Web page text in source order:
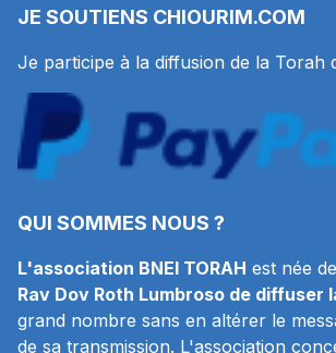
JE SOUTIENS CHIOURIM.COM
Je participe à la diffusion de la Torah
QUI SOMMES NOUS ?
L'association BNEI TORAH est née
Rav Dov Roth Lumbroso de diffuser
grand nombre sans en altérer le
de sa transmission. L'association